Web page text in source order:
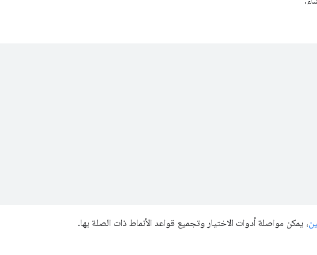
، يمكن مواصلة أدوات الاختيار وتجميع قواعد الأنماط ذات الصلة بها.